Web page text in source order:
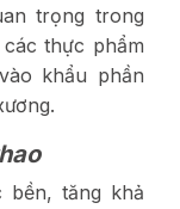
trọng trong
thực phẩm
khẩu phần
bền, tăng khả